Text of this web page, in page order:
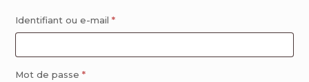
Identifiant ou e-mail*
Mot de passe*